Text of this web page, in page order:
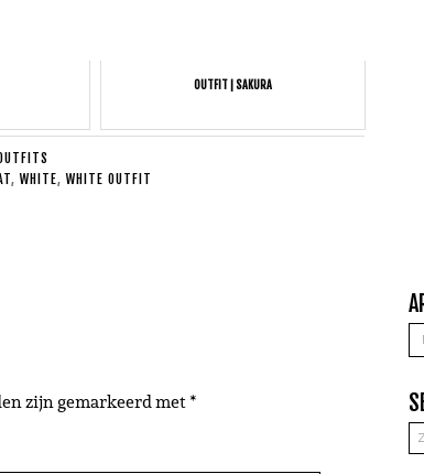
OUTFIT | SAKURA
, WHITE, WHITE OUTFIT
zijn gemarkeerd met*